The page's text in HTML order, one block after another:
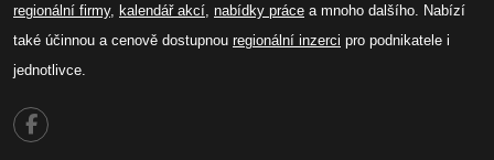
regionální firmy, kalendář akcí nabídky práce a mnoho dalšího. Nabízí
také účinnou a cenově dostupnou regionální inzerci pro podnikatele i
jednotlivce.